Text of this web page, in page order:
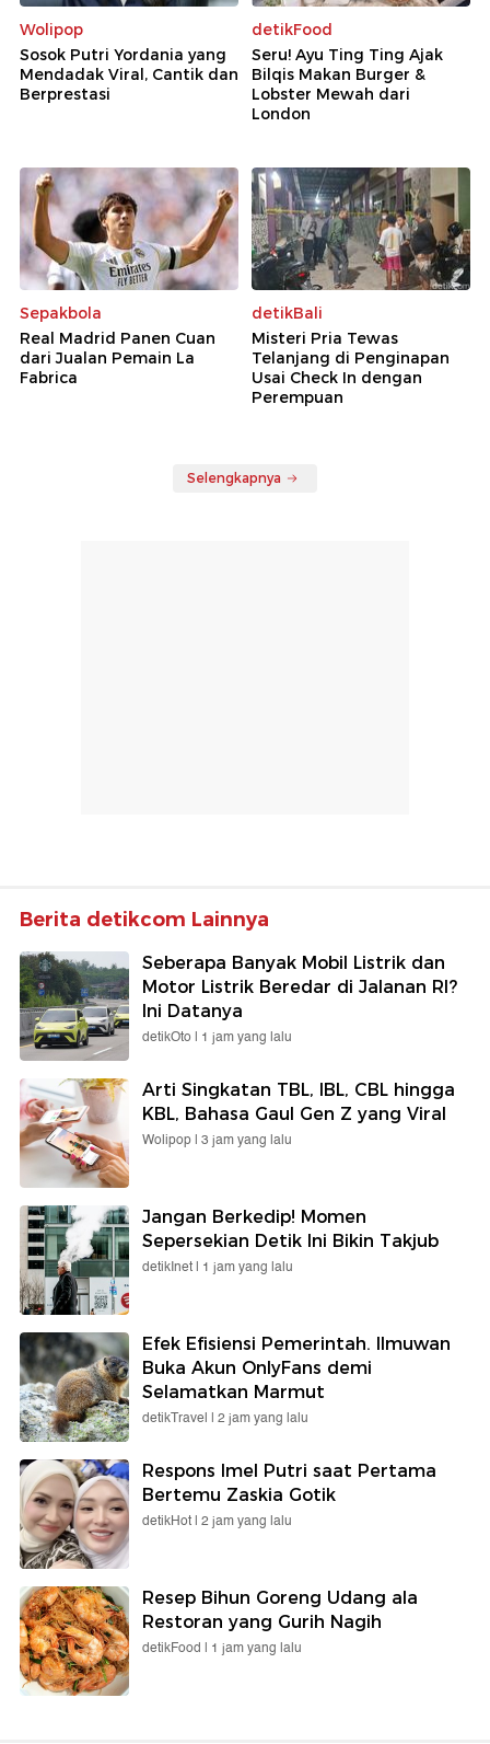
Wolipop
Sosok Putri Yordania yang
Mendadak Viral, Cantik dan
Berprestasi
detikFood
Seru! Ayu Ting Ting Ajak
Bilqis Makan Burger &
Lobster Mewah dari
London
Sepakbola
Real Madrid Panen Cuan
dari Jualan Pemain La
Fabrica
detikBali
Misteri Pria Tewas
Telanjang di Penginapan
Usai Check In dengan
Perempuan
Selengkapnya
Berita detikcom Lainnya
Seberapa Banyak Mobil Listrik dan
Motor Listrik Beredar di Jalanan RI?
Ini Datanya
detikOto | 1 jam yang lalu
Arti Singkatan TBL, IBL, CBL hingga
KBL, Bahasa Gaul Gen Z yang Viral
Wolipop | 3 jam yang lalu
Jangan Berkedip! Momen
Sepersekian Detik Ini Bikin Takjub
detikInet | 1 jam yang lalu
Efek Efisiensi Pemerintah. Ilmuwan
Buka Akun OnlyFans demi
Selamatkan Marmut
detikTravel | 2 jam yang lalu
Respons Imel Putri saat Pertama
Bertemu Zaskia Gotik
detikHot | 2 jam yang lalu
Resep Bihun Goreng Udang ala
Restoran yang Gurih Nagih
detikFood | 1 jam yang lalu